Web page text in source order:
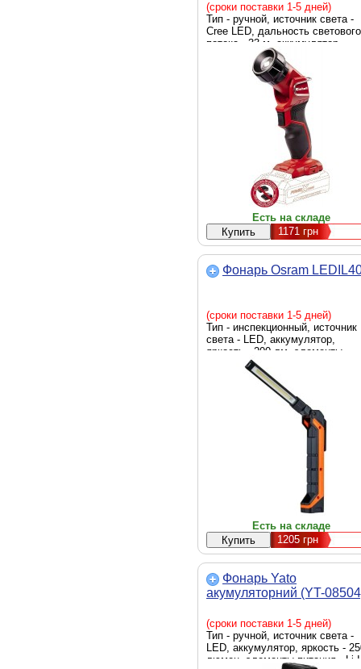
(сроки поставки 1-5 дней)
Тип - ручной, источник света -
Cree LED, дальность светового
потока - 33 м, аккумулятор,
яркость - 280 люмен, элементы
питания - Li-Ion, вес - 230 г
Есть на складе
1171грн
Фонарь Osram
(сроки поставки 1-5 дней)
Тип - инспекционный, источник
света - LED, аккумулятор,
яркость - 200 лм, элементы
питания - встроенный
аккумулятор, вес - 110 г
Есть на складе
1205 грн
Фонарь Yato
акумуляторний (YT-
(сроки поставки 1-5 дней)
Тип - ручной, источник света -
LED, аккумулятор, яркость -
люмен, элементы питания - Li-